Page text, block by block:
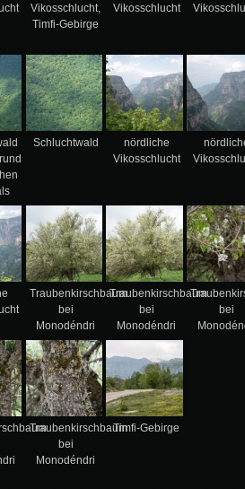
Vikosschlucht,
Timfi-Gebirge
Vikosschlucht
Schluchtwald
nördliche
Vikosschlucht
Traubenkirschbaum
bei
Monodéndri
Traubenkirschbaum
bei
Monodéndri
bei
Traubenkirschbaum
bei
Monodéndri
Timfi-Gebirge